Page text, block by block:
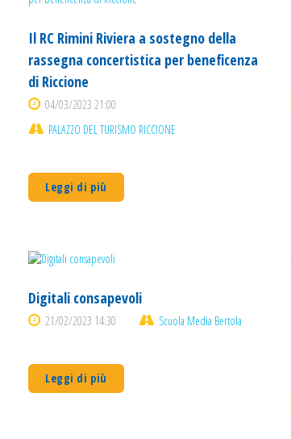
Il RC Rimini Riviera a sostegno della
rassegna concertistica per beneficenza
di Riccione
04/03/2023 21:00
PALAZZO DEL TURISMO RICCIONE
Leggi di più
Digitali consapevoli
21/02/2023 14:30 Scuola Media Bertola
Leggi di più